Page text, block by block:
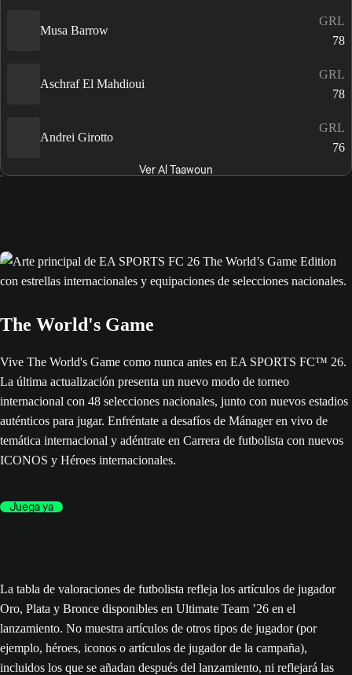
Musa Barrow
GRL
78
Aschraf El Mahdioui
GRL
78
Andrei Girotto
GRL
76
Ver Al Taawoun
The World's Game
Vive The World's Game como nunca antes en EA SPORTS FC™ 26.
La última actualización presenta un nuevo modo de torneo
internacional con 48 selecciones nacionales, junto con nuevos estadios
auténticos para jugar. Enfréntate a desafíos de Mánager en vivo de
temática internacional y adéntrate en Carrera de futbolista con nuevos
ICONOS y Héroes internacionales.
Juega ya
La tabla de valoraciones de futbolista refleja los artículos de jugador
Oro, Plata y Bronce disponibles en Ultimate Team ’26 en el
lanzamiento. No muestra artículos de otros tipos de jugador (por
ejemplo, héroes, iconos o artículos de jugador de la campaña),
incluidos los que se añadan después del lanzamiento, ni reflejará las